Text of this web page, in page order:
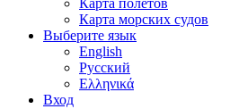
Карта полётов
Карта морских судов
Выберите язык
English
Русский
Ελληνικά
Вход